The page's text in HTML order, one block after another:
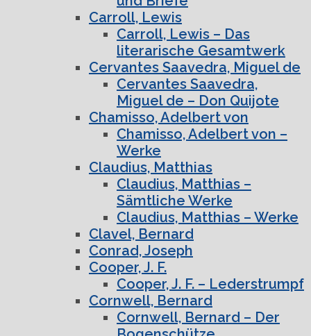
Carroll, Lewis
Carroll, Lewis – Das
literarische Gesamtwerk
Cervantes Saavedra, Miguel de
Cervantes Saavedra,
Miguel de – Don Quijote
Chamisso, Adelbert von
Chamisso, Adelbert von –
Werke
Claudius, Matthias
Claudius, Matthias –
Sämtliche Werke
Claudius, Matthias – Werke
Clavel, Bernard
Conrad, Joseph
Cooper, J. F.
Cooper, J. F. – Lederstrumpf
Cornwell, Bernard
Cornwell, Bernard – Der